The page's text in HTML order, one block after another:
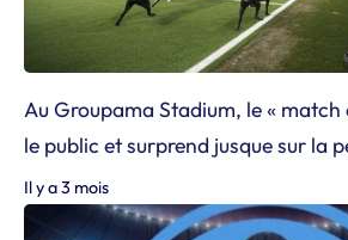
Au Groupama Stadium, le « match
le public et surprend jusque sur la
Il y a 3 mois